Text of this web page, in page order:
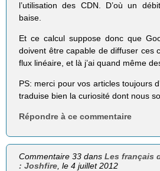
l’utilisation des CDN. D’où un
baise.
Et ce calcul suppose donc que
doivent être capable de diffuser ces
flux linéaire, et là j’ai quand même
PS: merci pour vos articles toujours
traduise bien la curiosité dont nous
Répondre à ce commentaire
Commentaire 33 dansLes français
: Joshfire , le 4 juillet 2012